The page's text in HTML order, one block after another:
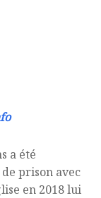
a été
prison avec
en 2018 lui